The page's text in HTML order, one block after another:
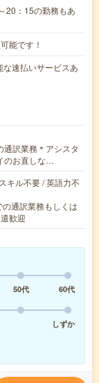
20：15の勤務もあ
能です！
速払いサービスあ
通訳業務＊アシスタ
のお直しな…
キル不要 / 英語力不
通訳業務もしくは
歓迎
50代
60代
しずか